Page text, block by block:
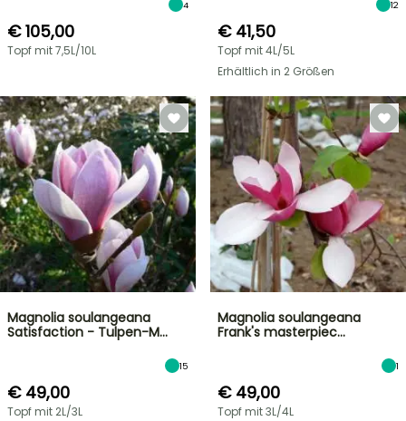
4
€ 105,00
Topf mit 7,5L/10L
12
€ 41,50
Topf mit 4L/5L
Erhältlich in 2 Größen
Magnolia soulangeana
Satisfaction - Tulpen-M…
15
€ 49,00
Topf mit 2L/3L
Magnolia soulangeana
Frank's masterpiec…
1
€ 49,00
Topf mit 3L/4L